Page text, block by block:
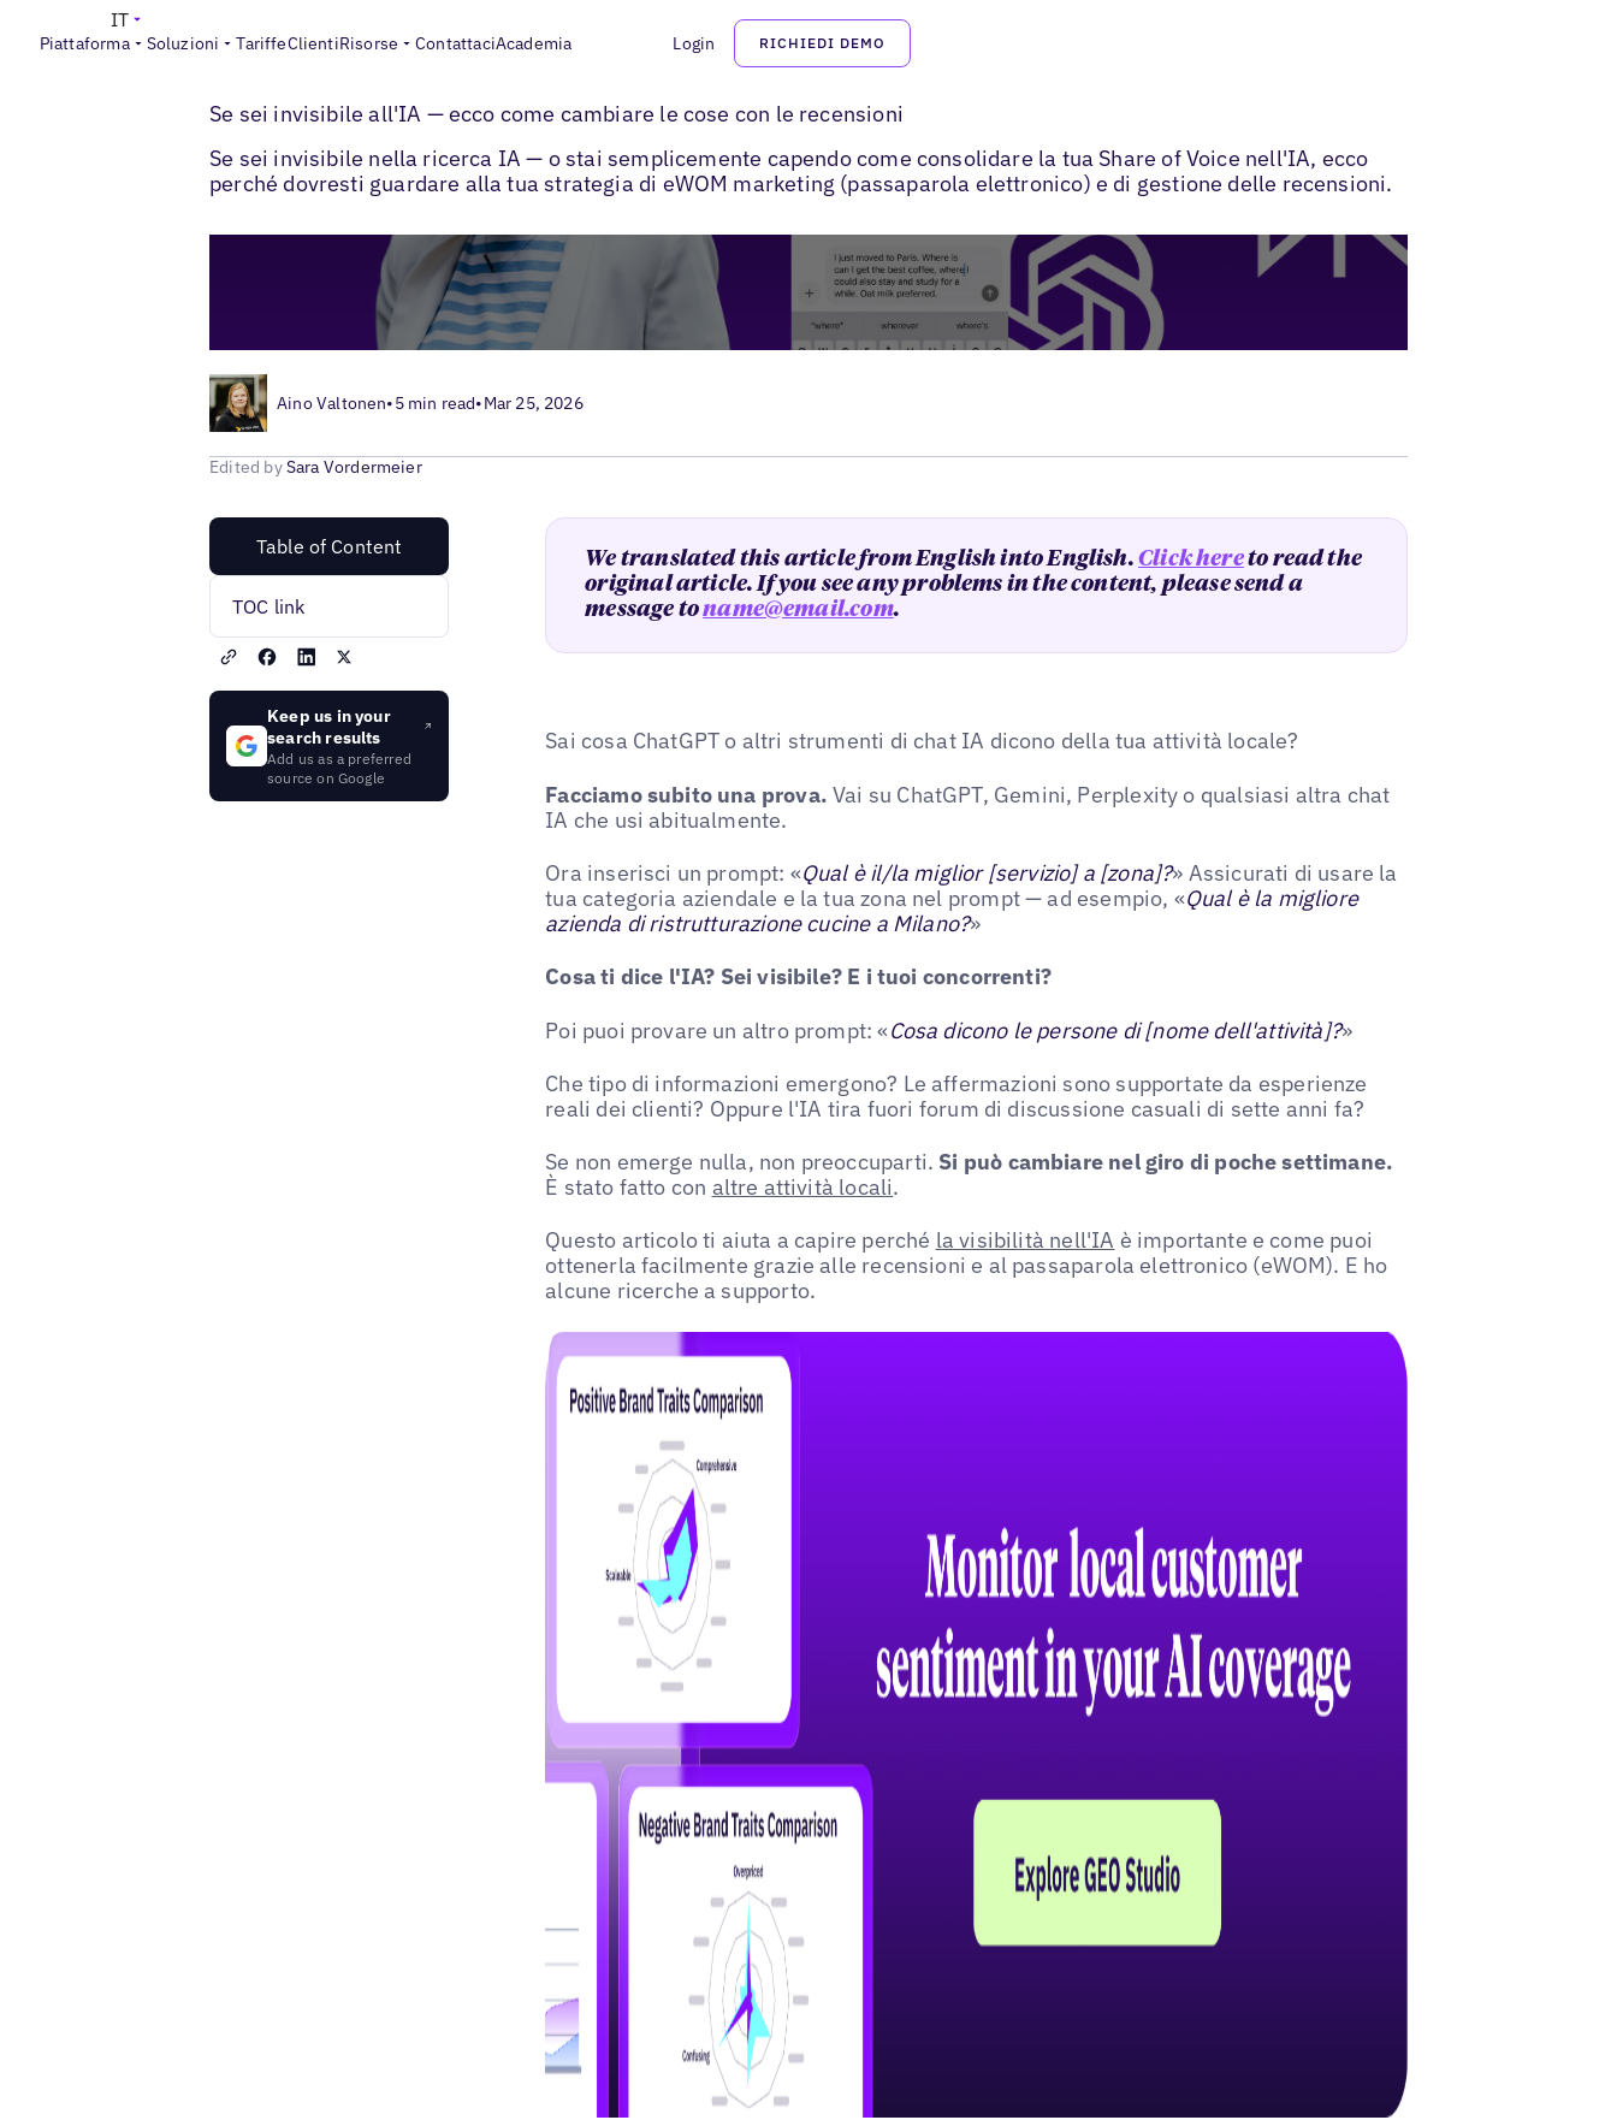
Piattaforma Soluzioni TariffeClientiRisorse ContattaciAcademia Login RICHIEDI DEMO
IT
Blogs> Gestione delle recensioni dei clienti> eWOM marketing e recensioni
Se sei invisibile all'IA — ecco come cambiare le cose con le recensioni
Se sei invisibile nella ricerca IA — o stai semplicemente capendo come consolidare la tua Share of Voice nell'IA, ecco
perché dovresti guardare alla tua strategia di eWOM marketing (passaparola elettronico) e di gestione delle recensioni.
Aino Valtonen•5 min read•Mar 25, 2026
Edited bySara Vordermeier
Table of Content
TOC link
Keep us in your
search results
Add us as a preferred
source on Google
We translated this article from English into English. Click hereto read the
original article. If you see any problems in the content, please send a
message toname@email.com.
Sai cosa ChatGPT o altri strumenti di chat IA dicono della tua attività locale?
Facciamo subito una prova.Vai su ChatGPT, Gemini, Perplexity o qualsiasi altra chat
IA che usi abitualmente.
Ora inserisci un prompt: «Qual è il/la miglior [servizio] a [zona]?» Assicurati di usare la
tua categoria aziendale e la tua zona nel prompt — ad esempio, «Qual è la migliore
azienda di ristrutturazione cucine a Milano?»
Cosa ti dice l'IA? Sei visibile? E i tuoi concorrenti?
Poi puoi provare un altro prompt: «Cosa dicono le persone di [nome dell'attività]?»
Che tipo di informazioni emergono? Le affermazioni sono supportate da esperienze
reali dei clienti? Oppure l'IA tira fuori forum di discussione casuali di sette anni fa?
Se non emerge nulla, non preoccuparti. Si può cambiare nel giro di poche settimane.
È stato fatto con altre attività locali.
Questo articolo ti aiuta a capire perché la visibilità nell'IA è importante e come puoi
ottenerla facilmente grazie alle recensioni e al passaparola elettronico (eWOM). E ho
alcune ricerche a supporto.